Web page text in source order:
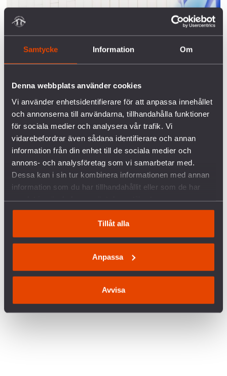
Samtycke Information Om
Denna webbplats använder cookies
Vi använder enhetsidentifierare för att anpassa innehållet
och annonserna till användarna, tillhandahålla funktioner
för sociala medier och analysera vår trafik. Vi
vidarebefordrar även sådana identifierare och annan
information från din enhet till de sociala medier och
annons- och analysföretag som vi samarbetar med.
Dessa kan i sin tur kombinera informationen med annan
information som du har tillhandahållit eller som de har
Tillåt alla
Anpassa
Avvisa
Bild från demonstration på Odenplan i Stockholm 19/2 2023.